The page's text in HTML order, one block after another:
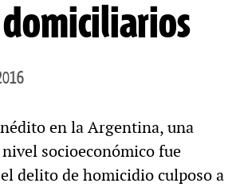
en la Argentina, una
socioeconómico fue
delito de homicidio culposo a